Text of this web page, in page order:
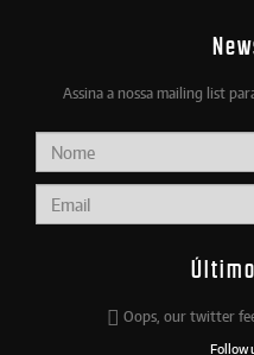
Assina a nossa mailing list
Oops, our twitter
Follow